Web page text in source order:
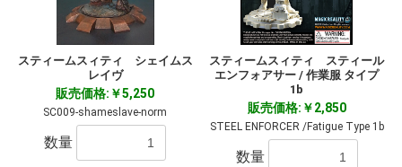
スティームスィティ シェイムス
レイヴ
販売価格:￥5,250
SC009-shameslave-norm
数量
スティームスィティ スティール
エンフォアサー / 作業服 タイプ
1b
販売価格:￥2,850
STEEL ENFORCER /Fatigue Type 1b
数量